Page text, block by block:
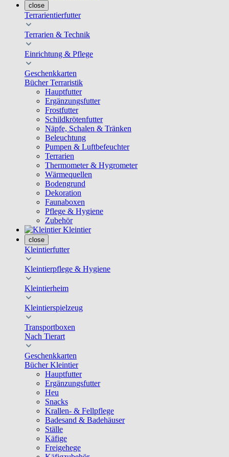
close
Terrarientierfutter
Terrarien & Technik
Einrichtung & Pflege
Geschenkkarten
Bücher Terraristik
Hauptfutter
Ergänzungsfutter
Frostfutter
Schildkrötenfutter
Näpfe, Schalen & Tränken
Beleuchtung
Pumpen & Luftbefeuchter
Terrarien
Thermometer & Hygrometer
Wärmequellen
Bodengrund
Dekoration
Faunaboxen
Pflege & Hygiene
Zubehör
Kleintier
close
Kleintierfutter
Kleintierpflege & Hygiene
Kleintierheim
Kleintierspielzeug
Transportboxen
Nach Tierart
Geschenkkarten
Bücher Kleintier
Hauptfutter
Ergänzungsfutter
Heu
Snacks
Krallen- & Fellpflege
Badesand & Badehäuser
Ställe
Käfige
Freigehege